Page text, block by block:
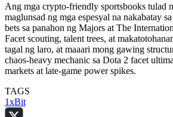
Ang mga crypto-friendly sportsbooks tulad
maglunsad ng mga espesyal na nakabatay
bets sa panahon ng Majors at The
Facet scouting, talent trees, at
tagal ng laro, at maaari mong gawing
chaos-heavy mechanic sa Dota 2 facet
markets at late-game power spikes.
TAGS
1xBit